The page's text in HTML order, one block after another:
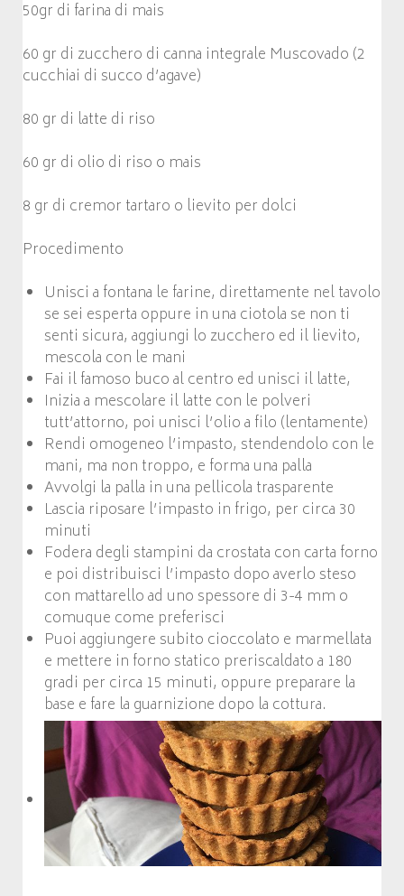
50gr di farina di mais
60 gr di zucchero di canna integrale Muscovado (2
cucchiai di succo d’agave)
80 gr di latte di riso
60 gr di olio di riso o mais
8 gr di cremor tartaro o lievito per dolci
Procedimento
Unisci a fontana le farine, direttamente nel tavolo
se sei esperta oppure in una ciotola se non ti
senti sicura, aggiungi lo zucchero ed il lievito,
mescola con le mani
Fai il famoso buco al centro ed unisci il latte,
Inizia a mescolare il latte con le polveri
tutt’attorno, poi unisci l’olio a filo (lentamente)
Rendi omogeneo l’impasto, stendendolo con le
mani, ma non troppo, e forma una palla
Avvolgi la palla in una pellicola trasparente
Lascia riposare l’impasto in frigo, per circa 30
minuti
Fodera degli stampini da crostata con carta forno
e poi distribuisci l’impasto dopo averlo steso
con mattarello ad uno spessore di 3-4 mm o
comuque come preferisci
Puoi aggiungere subito cioccolato e marmellata
e mettere in forno statico preriscaldato a 180
gradi per circa 15 minuti, oppure preparare la
base e fare la guarnizione dopo la cottura.